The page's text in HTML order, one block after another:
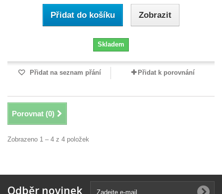
Přidat do košíku Zobrazit
Skladem
Přidat na seznam přání Přidat k porovnání
Porovnat (0)
Zobrazeno 1 – 4 z 4 položek
Odběr novinek